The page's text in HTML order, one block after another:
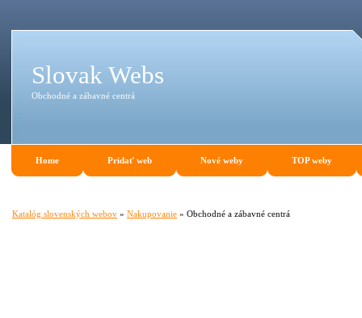
Slovak Webs
Obchodné a zábavné centrá
Home Pridať web Nové weby TOP weby
Katalóg slovenských webov » Nakupovanie » Obchodné a zábavné centrá